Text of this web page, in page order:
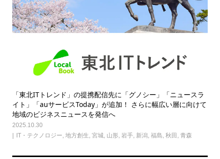
「東北ITトレンド」の提携配信先に「グノシー」「ニュースラ
イト」「auサービスToday」が追加！ さらに幅広い層に向けて
地域のビジネスニュースを発信へ
2025.10.30
IT・テクノロジー, 地方創生, 宮城, 山形, 岩手, 新潟, 福島, 秋田 , 青森